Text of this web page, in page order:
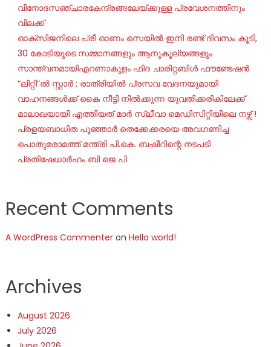
വിനോദസഞ്ചാരകേന്ദ്രങ്ങലേയ്ക്കുള്ള പ്രവേശനത്തിനും
വിലക്ക്
ഓക്‌സിജനിലെ പ്രീ ഓണം സെയില്‍ ഇനി രണ്ട് ദിവസം കൂടി,
30 കോടിയുടെ സമ്മാനങ്ങളും ആനുകൂല്യങ്ങളും
സാന്ത്വനമായിഎറണാകുളം ഫിദ ചാരിറ്റബിൾ ഫൗണ്ടേഷൻ
“ലിറ്റി”ൽ സ്റ്റാർ ; രാത്രിയിൽ പ്രസവ വേദനയുമായി
വാഹനങ്ങൾക്ക് കൈ നീട്ടി നിൽക്കുന്ന യുവതിക്കരികിലേക്ക്
മാലാഖയായി എത്തിയത് മാർ സ്ലീവാ മെഡിസിറ്റിയിലെ നഴ്സ് !
പ്രളയബാധിത പൂഞ്ഞാർ തെക്കേക്കരയെ അവഗണിച്ച
പൊതുമരാമത്ത് മന്ത്രി പി.കെ. ബഷീറിന്റെ നടപടി
പ്രതിഷേധാർഹം ബി ജെ പി
Recent Comments
A WordPress Commenteron Hello world!
Archives
August 2026
July 2026